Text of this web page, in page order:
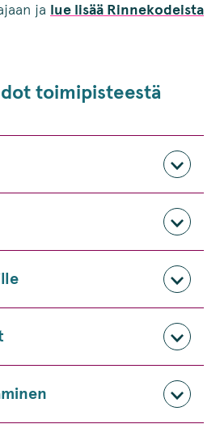
ja lue lisää Rinnekodeista
toimipisteestä